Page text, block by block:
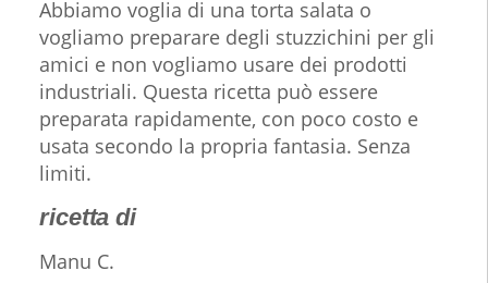
Abbiamo voglia di una torta salata o
vogliamo preparare degli stuzzichini per gli
amici e non vogliamo usare dei prodotti
industriali. Questa ricetta può essere
preparata rapidamente, con poco costo e
usata secondo la propria fantasia. Senza
limiti.
ricetta di
Manu C.